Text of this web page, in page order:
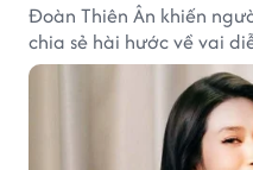
Đoàn Thiên Ân khiến
chia sẻ hài hước về vai